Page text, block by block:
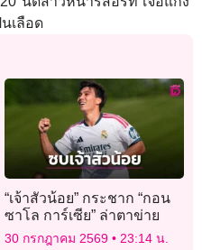
เลือด
“เจ้าสัวน้อย” กระชาก “กอน
ซาโล การ์เซีย” ล่าตาข่าย
30 กรกฎาคม 2569 23:14 น.